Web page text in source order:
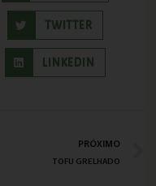
TWITTER
LINKEDIN
PRÓXIMO
TOFU GRELHADO